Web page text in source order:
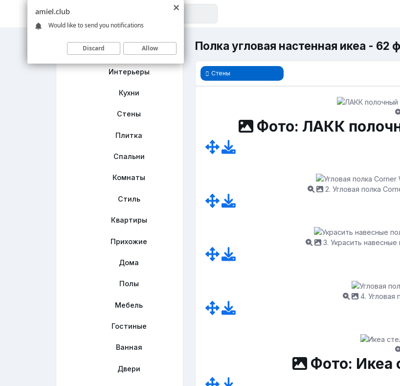
Главная
Интерьеры
Кухни
Стены
Плитка
Спальни
Комнаты
Стиль
Квартиры
Прихожие
Дома
Полы
Мебель
Гостиные
Ванная
Двери
Полка угловая настенная икеа - 62
Стены
Фото: ЛАКК
2. Угловая полка
3. Украсить навесные
4. Угловая
Фото: Икеа
amiel.club
Would like to send you notifications
Discard Allow